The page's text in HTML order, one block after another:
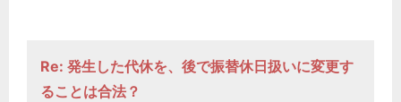
Re: 発生した代休を、後で振替休日扱いに変更す
ることは合法？